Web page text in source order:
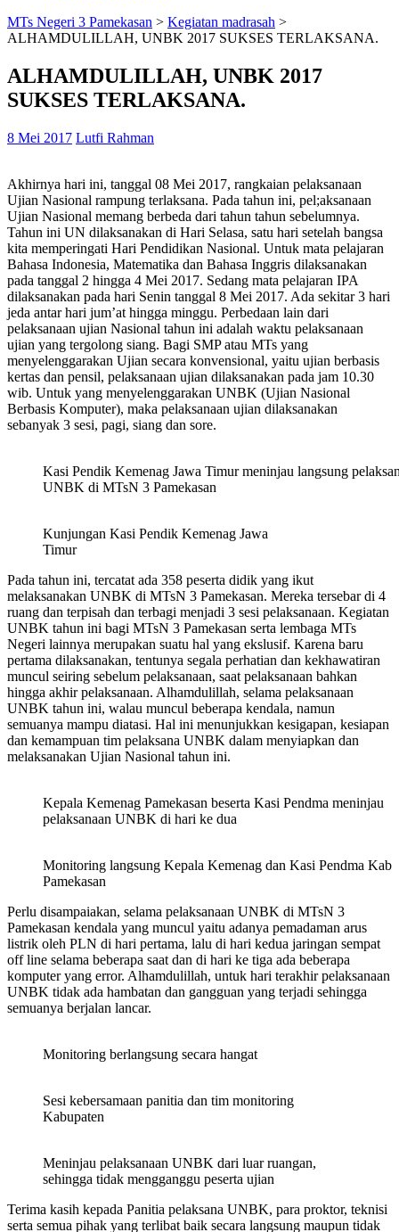
MTs Negeri 3 Pamekasan > Kegiatan madrasah >
ALHAMDULILLAH, UNBK 2017 SUKSES TERLAKSANA.
ALHAMDULILLAH, UNBK 2017
SUKSES TERLAKSANA.
8 Mei 2017 Lutfi Rahman
Akhirnya hari ini, tanggal 08 Mei 2017, rangkaian pelaksanaan
Ujian Nasional rampung terlaksana. Pada tahun ini, pel;aksanaan
Ujian Nasional memang berbeda dari tahun tahun sebelumnya.
Tahun ini UN dilaksanakan di Hari Selasa, satu hari setelah bangsa
kita memperingati Hari Pendidikan Nasional. Untuk mata pelajaran
Bahasa Indonesia, Matematika dan Bahasa Inggris dilaksanakan
pada tanggal 2 hingga 4 Mei 2017. Sedang mata pelajaran IPA
dilaksanakan pada hari Senin tanggal 8 Mei 2017. Ada sekitar 3 hari
jeda antar hari jum’at hingga minggu. Perbedaan lain dari
pelaksanaan ujian Nasional tahun ini adalah waktu pelaksanaan
ujian yang tergolong siang. Bagi SMP atau MTs yang
menyelenggarakan Ujian secara konvensional, yaitu ujian berbasis
kertas dan pensil, pelaksanaan ujian dilaksanakan pada jam 10.30
wib. Untuk yang menyelenggarakan UNBK (Ujian Nasional
Berbasis Komputer), maka pelaksanaan ujian dilaksanakan
sebanyak 3 sesi, pagi, siang dan sore.
Kasi Pendik Kemenag Jawa Timur meninjau langsung
UNBK di MTsN 3 Pamekasan
Kunjungan Kasi Pendik Kemenag Jawa
Timur
Pada tahun ini, tercatat ada 358 peserta didik yang ikut
melaksanakan UNBK di MTsN 3 Pamekasan. Mereka tersebar di 4
ruang dan terpisah dan terbagi menjadi 3 sesi pelaksanaan. Kegiatan
UNBK tahun ini bagi MTsN 3 Pamekasan serta lembaga MTs
Negeri lainnya merupakan suatu hal yang ekslusif. Karena baru
pertama dilaksanakan, tentunya segala perhatian dan kekhawatiran
muncul seiring sebelum pelaksanaan, saat pelaksanaan bahkan
hingga akhir pelaksanaan. Alhamdulillah, selama pelaksanaan
UNBK tahun ini, walau muncul beberapa kendala, namun
semuanya mampu diatasi. Hal ini menunjukkan kesigapan, kesiapan
dan kemampuan tim pelaksana UNBK dalam menyiapkan dan
melaksanakan Ujian Nasional tahun ini.
Kepala Kemenag Pamekasan beserta Kasi Pendma meninjau
pelaksanaan UNBK di hari ke dua
Monitoring langsung Kepala Kemenag dan Kasi Pendma Kab
Pamekasan
Perlu disampaiakan, selama pelaksanaan UNBK di MTsN 3
Pamekasan kendala yang muncul yaitu adanya pemadaman arus
listrik oleh PLN di hari pertama, lalu di hari kedua jaringan sempat
off line selama beberapa saat dan di hari ke tiga ada beberapa
komputer yang error. Alhamdulillah, untuk hari terakhir pelaksanaan
UNBK tidak ada hambatan dan gangguan yang terjadi sehingga
semuanya berjalan lancar.
Monitoring berlangsung secara hangat
Sesi kebersamaan panitia dan tim monitoring
Kabupaten
Meninjau pelaksanaan UNBK dari luar ruangan,
sehingga tidak mengganggu peserta ujian
Terima kasih kepada Panitia pelaksana UNBK, para proktor, teknisi
serta semua pihak yang terlibat baik secara langsung maupun tidak